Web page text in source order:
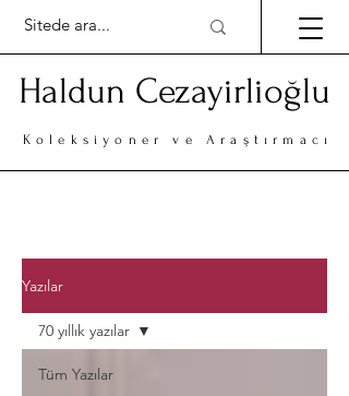
Haldun Cezayirlioğlu
Koleksiyoner ve Araştırmacı
Yazılar
Tüm Yazılar
70 yıllık yazılar